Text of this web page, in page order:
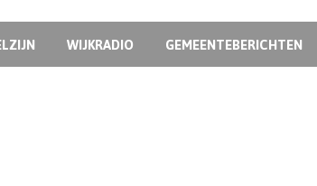
WIJKRADIO GEMEENTEBERICHTEN